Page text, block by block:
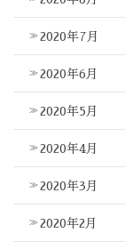
2020年7月
2020年6月
2020年5月
2020年4月
2020年3月
2020年2月